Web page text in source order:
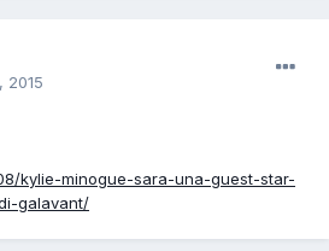
2015
kylie-minogue-sara-una-guest-star-
galavant/